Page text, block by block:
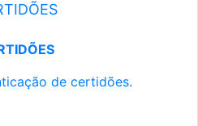
de certidões.